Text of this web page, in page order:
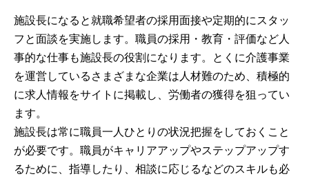
施設長になると就職希望者の採用面接や定期的にスタッ
フと面談を実施します。職員の採用・教育・評価など人
事的な仕事も施設長の役割になります。とくに介護事業
を運営しているさまざまな企業は人材難のため、積極的
に求人情報をサイトに掲載し、労働者の獲得を狙ってい
ます。
施設長は常に職員一人ひとりの状況把握をしておくこと
が必要です。職員がキャリアアップやステップアップす
るために、指導したり、相談に応じるなどのスキルも必